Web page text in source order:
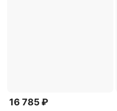
16 785 ₽